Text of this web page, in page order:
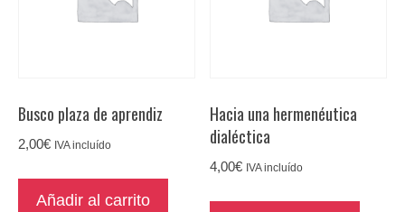
Busco plaza de aprendiz
2,00€ IVA incluído
Añadir al carrito
Hacia una hermenéutica
dialéctica
4,00€ IVA incluído